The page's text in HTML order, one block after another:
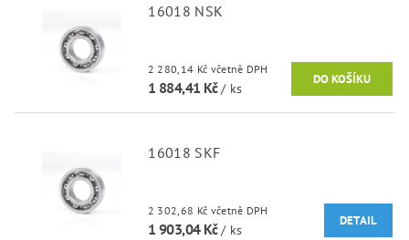
16018 NSK
2 280,14 Kč včetně DPH
1 884,41 Kč/ ks
16018 SKF
2 302,68 Kč včetně DPH
1 903,04 Kč/ ks
DETAIL